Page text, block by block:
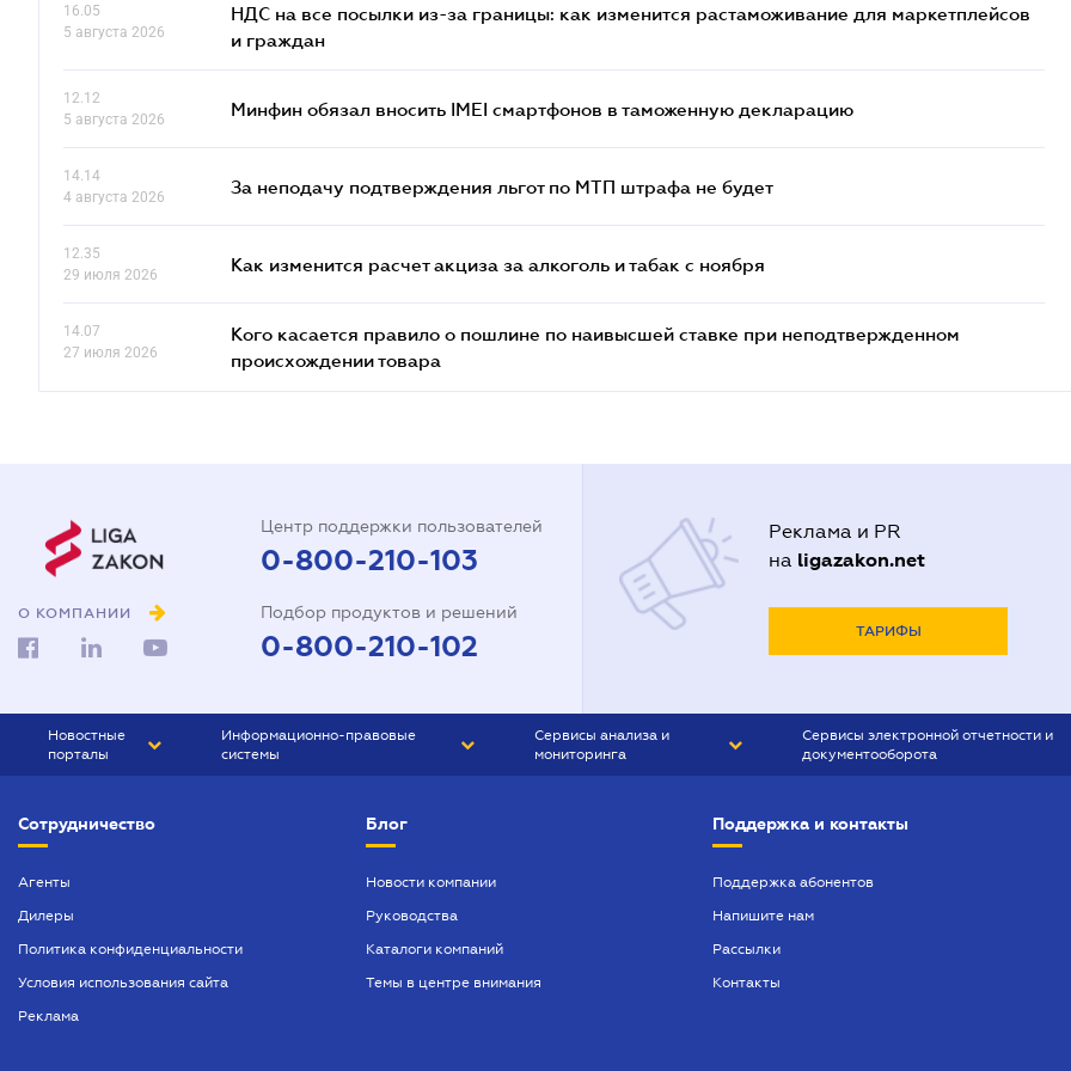
16.05
5 августа 2026
НДС на все посылки из-за границы: как изменится растаможивание для маркетплейсов
и граждан
12.12
5 августа 2026
Минфин обязал вносить IMEI смартфонов в таможенную декларацию
14.14
4 августа 2026
За неподачу подтверждения льгот по МТП штрафа не будет
12.35
29 июля 2026
Как изменится расчет акциза за алкоголь и табак с ноября
14.07
27 июля 2026
Кого касается правило о пошлине по наивысшей ставке при неподтвержденном
происхождении товара
О КОМПАНИИ
Центр поддержки пользователей
0-800-210-103
Подбор продуктов и решений
0-800-210-102
Реклама и PR
на ligazakon.net
ТАРИФЫ
Новостные
порталы
БИЗНЕС
Информационно-правовые
системы
БУХГАЛТЕР ПРОФ
ЮРИСТ ПРОФ
Сервисы анализа и
мониторинга
Сервисы электронной отчетности и
документооборота
Сотрудничество
Агенты
Дилеры
Политика конфиденциальности
Условия использования сайта
Реклама
Блог
Новости компании
Руководства
Каталоги компаний
Темы в центре внимания
Поддержка и контакты
Поддержка абонентов
Напишите нам
Рассылки
Контакты